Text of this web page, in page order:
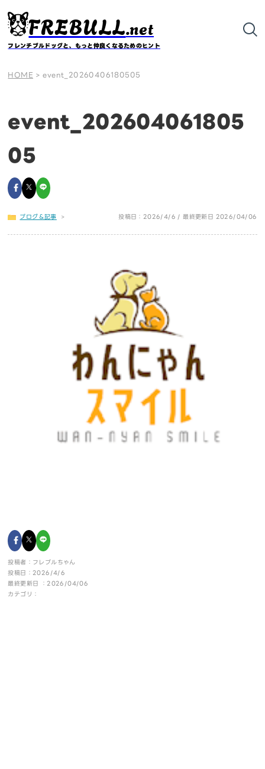
FREBULL.net
フレンチブルドッグと、もっと仲良くなるためのヒント
HOME > event_20260406180505
event_202604061805
05
ブログ＆記事 > 投稿日：2026/4/6 / 最終更新日 2026/04/06
投稿者：フレブルちゃん
投稿日：2026/4/6
最終更新日 ：2026/04/06
カテゴリ：